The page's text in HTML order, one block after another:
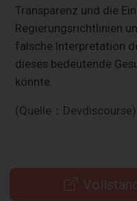
Transparenz und die
Regierungsrichtlinien
falsche Interpretation
dieses bedeutende
könnte.
(Quelle：Devdiscourse)